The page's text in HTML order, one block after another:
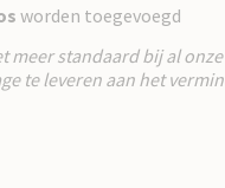
worden toegevoegd
meer standaard bij al
te leveren aan het